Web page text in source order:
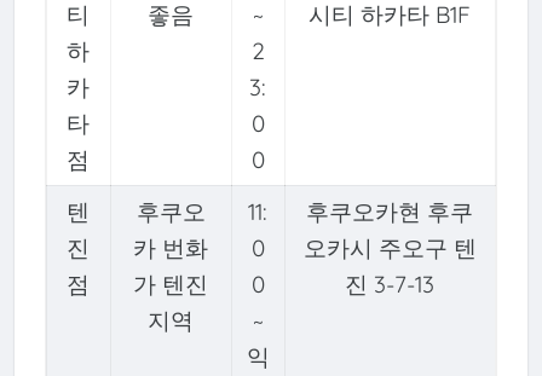
티
하
카
타
점
좋음
~
2
3:
0
0
시티 하카타 B1F
텐
진
점
후쿠오
카 번화
가 텐진
지역
11:
0
0
~
익
후쿠오카현 후쿠
오카시 주오구 텐
진 3-7-13